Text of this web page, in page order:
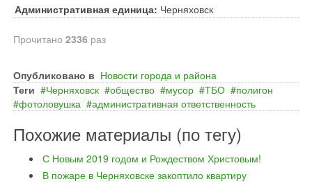
Административная единица: Черняховск
Прочитано 2336 раз
Опубликовано в Новости города и района
Теги
Черняховск общество мусор ТБО
полигон
фотоловушка
административная ответственность
Похожие материалы (по тегу)
С Новым 2019 годом и Рождеством Христовым!
В пожаре в Черняховске закоптило квартиру